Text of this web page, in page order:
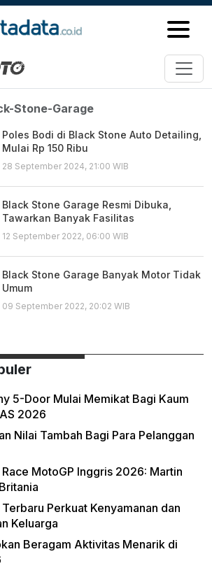
Garage
Stone-Garage
Poles Bodi di Black Stone Auto Detailing,
Mulai Rp 150 Ribu
28 September 2024, 21:00 WIB
Black Stone Garage Resmi Dibuka,
Tawarkan Banyak Fasilitas
12 September 2022, 06:00 WIB
Black Stone Garage Banyak Motor Tidak
Umum
09 September 2022, 20:02 WIB
5-Door Mulai Memikat Bagi Kaum
2026
Nilai Tambah Bagi Para Pelanggan
MotoGP Inggris 2026: Martin
Perkuat Kenyamanan dan
Keluarga
Beragam Aktivitas Menarik di